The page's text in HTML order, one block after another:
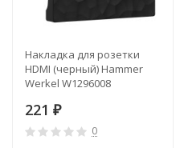
Накладка для розетки
HDMI (черный) Hammer
Werkel W1296008
221 ₽
0